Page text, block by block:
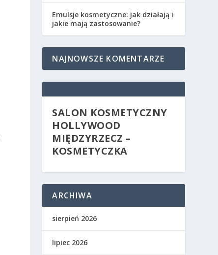
Emulsje kosmetyczne: jak działają i
jakie mają zastosowanie?
NAJNOWSZE KOMENTARZE
SALON KOSMETYCZNY
HOLLYWOOD
MIĘDZYRZECZ –
KOSMETYCZKA
ARCHIWA
sierpień 2026
lipiec 2026